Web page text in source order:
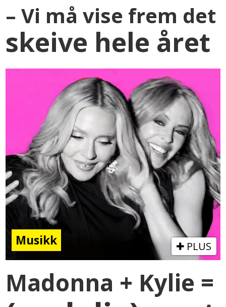
– Vi må vise frem det
skeive hele året
Musikk PLUS
Madonna + Kylie =